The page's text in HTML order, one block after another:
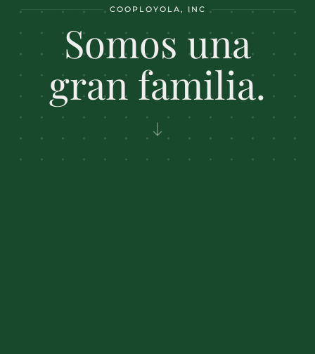
COOPLOYOLA, INC
Somos una
gran familia.